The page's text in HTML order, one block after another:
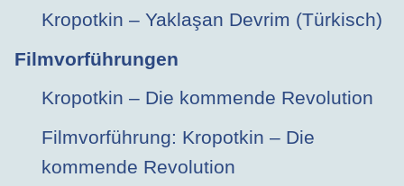
Kropotkin – Yaklaşan Devrim (Türkisch)
Filmvorführungen
Kropotkin – Die kommende Revolution
Filmvorführung: Kropotkin – Die
kommende Revolution